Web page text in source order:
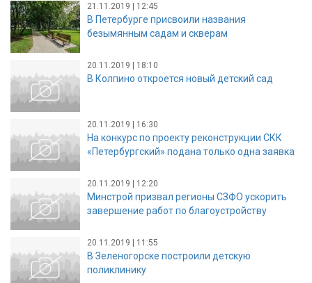
21.11.2019 | 12:45
В Петербурге присвоили названия
безымянным садам и скверам
20.11.2019 | 18:10
В Колпино откроется новый детский сад
20.11.2019 | 16:30
На конкурс по проекту реконструкции СКК
«Петербургский» подана только одна заявка
20.11.2019 | 12:20
Минстрой призвал регионы СЗФО ускорить
завершение работ по благоустройству
20.11.2019 | 11:55
В Зеленогорске построили детскую
поликлинику